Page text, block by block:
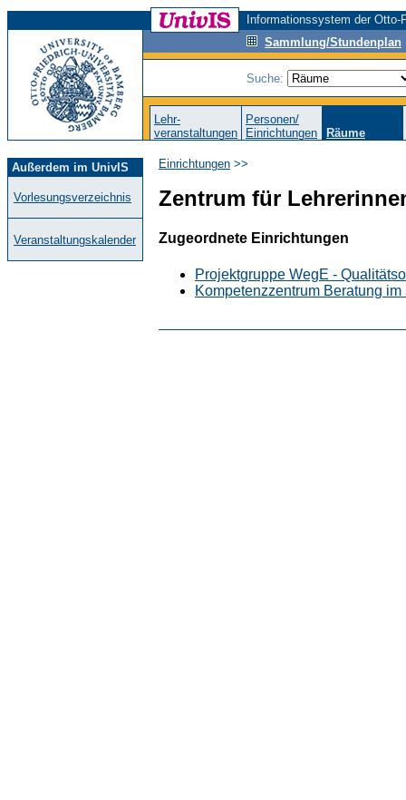
Informationssystem der
Sammlung/Stundenplan
Suche:
Lehr-
veranstaltungen
Personen/
Einrichtungen
Räume
Außerdem im UnivIS
Vorlesungsverzeichnis
Veranstaltungskalender
Einrichtungen >>
Zentrum für
Zugeordnete Einrichtungen
Projektgruppe WegE -
Kompetenzzentrum Beratung